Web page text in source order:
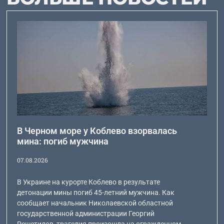
В Черном море у Коблево взорвалась
мина: погиб мужчина
07.08.2026
В Украине на курорте Коблево в результате
детонации мины погиб 45-летний мужчина. Как
сообщает начальник Николаевской областной
государственной администрации Георгий